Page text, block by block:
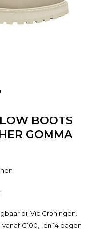
BOOTS
GOMMA
bij Vic Groningen.
€100,- en 14 dagen